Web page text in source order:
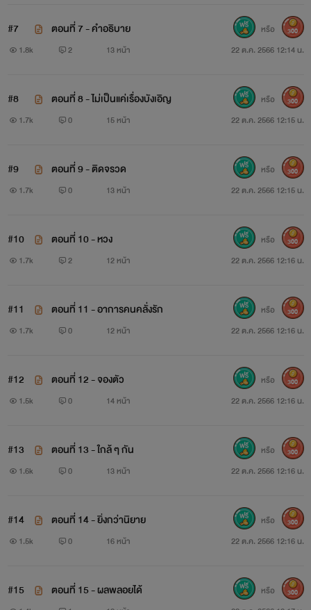
#7 ตอนที่ 7 - คำอธิบาย
1.8k 2 13 หน้า 22 ต.ค. 2566 12:14 น.
หรือ 300
#8 ตอนที่ 8 - ไม่เป็นแค่เรื่องบังเอิญ
1.7k 0 15 หน้า 22 ต.ค. 2566 12:15 น.
หรือ 300
#9 ตอนที่ 9 - ติดจรวด
1.7k 0 13 หน้า 22 ต.ค. 2566 12:15 น.
หรือ 300
#10 ตอนที่ 10 - หวง
1.7k 2 12 หน้า 22 ต.ค. 2566 12:16 น.
หรือ 300
#11 ตอนที่ 11 - อาการคนคลั่งรัก
1.7k 0 12 หน้า 22 ต.ค. 2566 12:16 น.
หรือ 300
#12 ตอนที่ 12 - จองตัว
1.5k 0 14 หน้า 22 ต.ค. 2566 12:16 น.
หรือ 300
#13 ตอนที่ 13 - ใกล้ ๆ กัน
1.6k 0 13 หน้า 22 ต.ค. 2566 12:16 น.
หรือ 300
#14 ตอนที่ 14 - ยิ่งกว่านิยาย
1.5k 0 16 หน้า 22 ต.ค. 2566 12:16 น.
หรือ 300
#15 ตอนที่ 15 - ผลพลอยได้ หรือ 300